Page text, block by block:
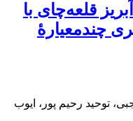
قلعه‌چای با
چندمعیارۀ
توحید رحیم پور، ایوب